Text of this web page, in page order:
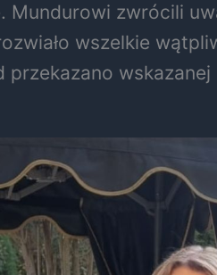
Mundurowi zwrócili
wszelkie